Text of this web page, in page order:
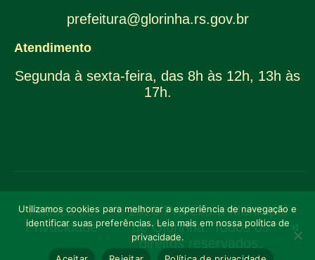
prefeitura@glorinha.rs.gov.br
Atendimento
Segunda à sexta-feira, das 8h às 12h, 13h às
17h.
Política de
Privacidade
© 2026 Prefeitura Municipal
de Glorinha. Todos os
direitos reservados.
Utilizamos cookies para melhorar a experiência de navegação e
identificar suas preferências. Leia mais em nossa política de
privacidade.